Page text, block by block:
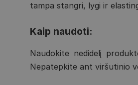
tampa stangri, lygi ir
Kaip naudoti:
Naudokite nedidelį
Nepatepkite ant viršutinio